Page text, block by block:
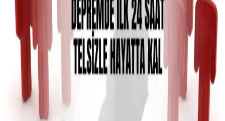
için ideal, kolay kullanımlı ve hijyen sağlayan kişisel bakım
ürünleridir.
Şeffaf Makyaj Çantaları: Estetik ve Fonksiyonellikte
Güncel Trendler ve Kullanım Avantajları
Şeffaf makyaj çantaları, dayanıklı malzemeleri ve kullanım
kolaylığıyla kişisel bakımda pratiklik sağlar. Ürün görünürlüğü ve
hijyen avantajlarıyla seyahat ve ev kullanımı için ideal.
Difaş Diş Fırçası Koruma Başlığı: Hijyen ve
Pratiklik Sunan Yenilikçi Çözüm